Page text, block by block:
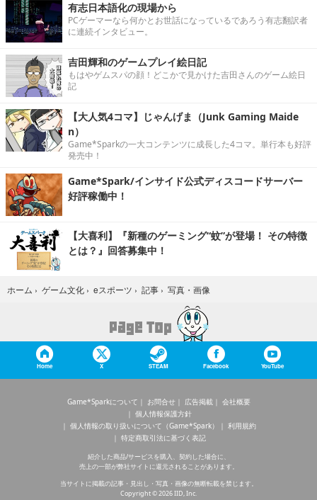
有志日本語化の現場から
PCゲーマーなら何かとお世話になっているであろう有志翻訳者
に連続インタビュー。
吉田輝和のゲームプレイ絵日記
もはやゲムスパの顔！どこかで見かけた吉田さんのゲーム絵日
記
【大人気4コマ】じゃんげま（Junk Gaming Maide
n）
Game*Sparkの一大コンテンツに成長した4コマ。単行本も好評
発売中！
Game*Spark/インサイド公式ディスコードサーバー
好評稼働中！
【大喜利】『新種のゲーミング“蚊”が登場！ その特徴
とは？』回答募集中！
ホーム › ゲーム文化 › eスポーツ › 記事 › 写真・画像
Home X STEAM Facebook YouTube
Game*Sparkについて お問合せ 広告掲載
会社概要
個人情報保護方針
個人情報の取り扱いについて（Game*Spark）
利用規約
特定商取引法に基づく表記
紹介した商品/サービスを購入、契約した場合に、
売上の一部が弊社サイトに還元されることがあります。
当サイトに掲載の記事・見出し・写真・画像の無断転載を禁じます。
Copyright © 2026 IID, Inc.